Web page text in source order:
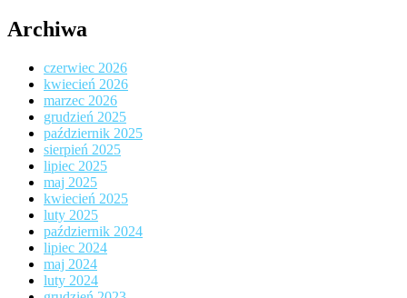
Archiwa
czerwiec 2026
kwiecień 2026
marzec 2026
grudzień 2025
październik 2025
sierpień 2025
lipiec 2025
maj 2025
kwiecień 2025
luty 2025
październik 2024
lipiec 2024
maj 2024
luty 2024